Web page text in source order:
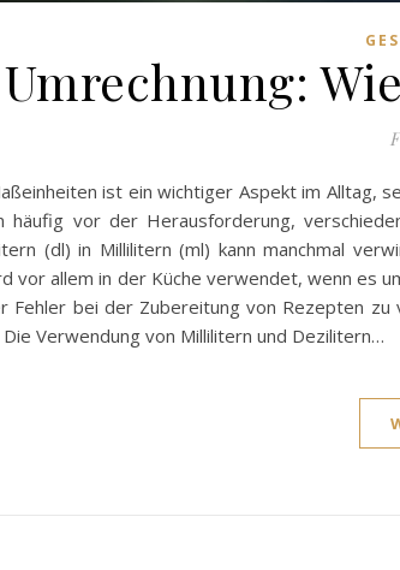
Umrechnung:
ist ein wichtiger Aspekt im Alltag,
häufig vor der Herausforderung,
(dl) in Millilitern (ml) kann manchmal
vor allem in der Küche verwendet, wenn es
Fehler bei der Zubereitung von Rezepten
Verwendung von Millilitern und Dezilitern…